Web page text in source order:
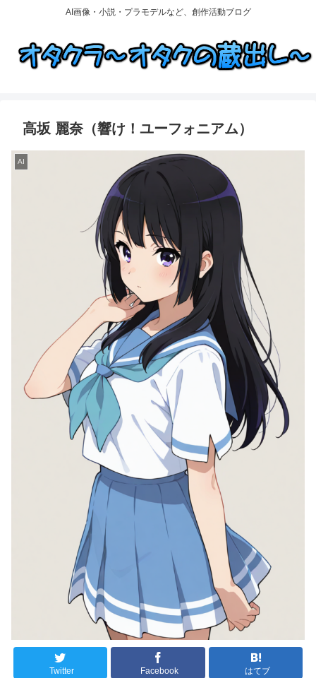
AI画像・小説・プラモデルなど、創作活動ブログ
高坂 麗奈（響け！ユーフォニアム）
AI
Twitter Facebook はてブ